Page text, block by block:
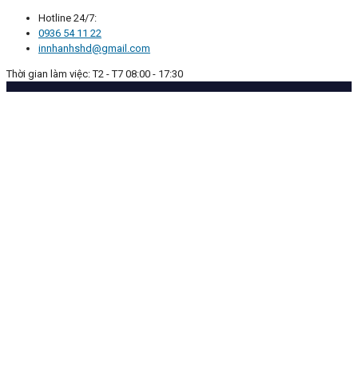
Hotline 24/7:
0936 54 11 22
innhanhshd@gmail.com
Thời gian làm việc: T2 - T7 08:00 - 17:30